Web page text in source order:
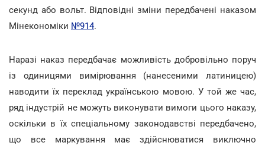
секунд або вольт. Відповідні зміни передбачені наказом
Мінекономіки №914.
Наразі наказ передбачає можливість добровільно поруч
із одиницями вимірювання (нанесеними латиницею)
наводити їх переклад українською мовою. У той же час,
ряд індустрій не можуть виконувати вимоги цього наказу,
оскільки в їх спеціальному законодавстві передбачено,
що все маркування має здійснюватися виключно